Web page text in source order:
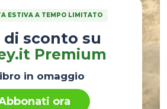
ESTIVA A TEMPO LIMITATO
di sconto su
Premium
in omaggio
ora